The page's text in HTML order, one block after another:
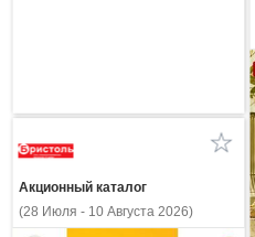
Акционный каталог
(28 Июля - 10 Августа 2026)